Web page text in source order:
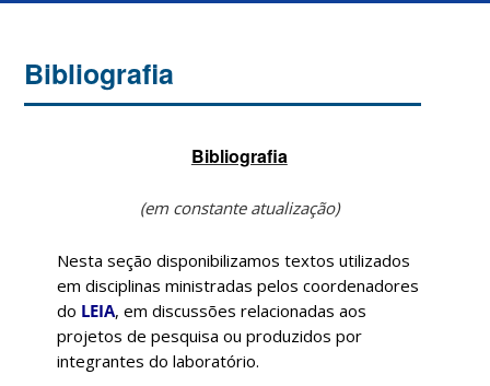
Bibliografia
Bibliografia
(em constante atualização)
Nesta seção disponibilizamos textos utilizados
em disciplinas ministradas pelos coordenadores
do LEIA, em discussõesrelacionadas aos
projetos de pesquisa ou produzidos por
integrantes do laboratório.